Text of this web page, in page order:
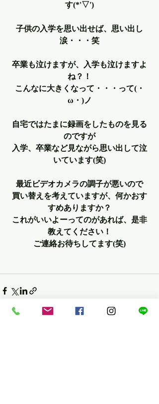
す(*'▽')
子供の入学を思い出せば、思い出し
涙・・・笑
卒業も泣けますが、入学も泣けますよ
ね？！
こんなに大きくなって・・・って(・
ω・)ノ
自宅ではたまに録画をしたものを見る
のですが
入学、卒業など見ながら思い出して泣
いています(笑)
最近ビデオカメラの調子が悪いので
買い替えを考えていますが、何かおす
すめありますか？
これがいいよーってのがあれば、是非
教えてください！
ご連絡お待ちしてます(笑)